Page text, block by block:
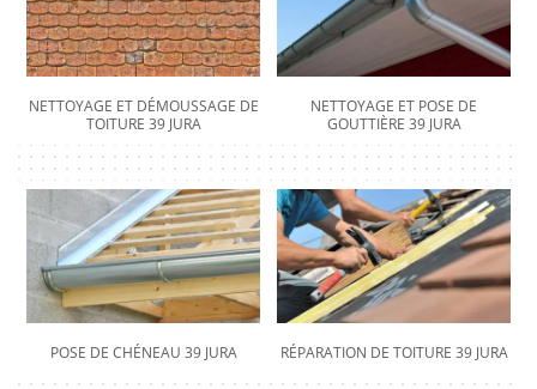
NETTOYAGE ET DÉMOUSSAGE DE
TOITURE 39 JURA
NETTOYAGE ET POSE DE
GOUTTIÈRE 39 JURA
POSE DE CHÉNEAU 39 JURA RÉPARATION DE TOITURE 39 JURA